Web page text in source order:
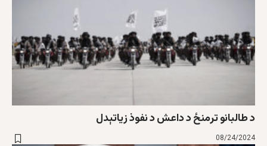
د طالبانو ترمنځ د داعش د نفوذ زیاتېدل
08/24/2024